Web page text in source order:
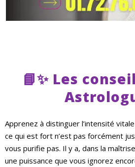
📘✨ Les
Apprenez à distinguer l’intensité
ce qui est fort n’est pas forcément
vous purifie pas. Il y a, dans la
une puissance que vous ignorez